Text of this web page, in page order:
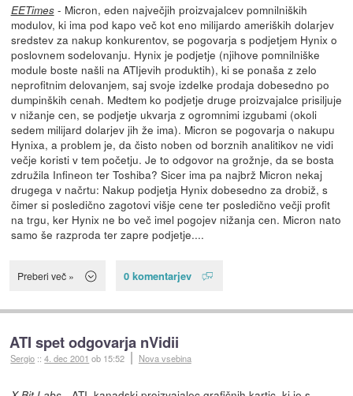
EETimes- Micron, eden največjih proizvajalcev pomnilniških
modulov, ki ima pod kapo več kot eno milijardo ameriških dolarjev
sredstev za nakup konkurentov, se pogovarja s podjetjem Hynix o
poslovnem sodelovanju. Hynix je podjetje (njihove pomnilniške
module boste našli na ATIjevih produktih), ki se ponaša z zelo
neprofitnim delovanjem, saj svoje izdelke prodaja dobesedno po
dumpinških cenah. Medtem ko podjetje druge proizvajalce prisiljuje
v nižanje cen, se podjetje ukvarja z ogromnimi izgubami (okoli
sedem milijard dolarjev jih že ima). Micron se pogovarja o nakupu
Hynixa, a problem je, da čisto noben od borznih analitikov ne vidi
večje koristi v tem početju. Je to odgovor na grožnje, da se bosta
združila Infineon ter Toshiba? Sicer ima pa najbrž Micron nekaj
drugega v načrtu: Nakup podjetja Hynix dobesedno za drobiž, s
čimer si posledično zagotovi višje cene ter posledično večji profit
na trgu, ker Hynix ne bo več imel pogojev nižanja cen. Micron nato
samo še razproda ter zapre podjetje....
Preberi več » 0 komentarjev
ATI spet odgovarja nVidii
Sergio ::4. dec 2001 ob 15:52 Nova vsebina